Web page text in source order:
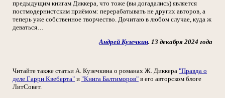
предыдущим книгам Диккера, что тоже (вы догадались) является
постмодернистским приёмом: перерабатывать не других авторов, а
теперь уже собственное творчество. Дочитаю в любом случае, куда ж
деваться…
Андрей Кузечкин. 13 декабря 2024 года
Читайте также статьи А. Кузечкина о романах Ж. Диккера "Правда о
деле Гарри Квеберта" и "Книга Балтиморов" в его авторском блоге
ЛитСовет.